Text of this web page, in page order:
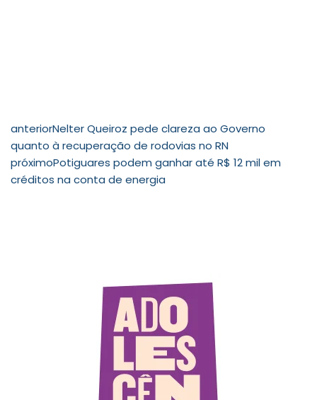
anteriorNelter Queiroz pede clareza ao Governo
quanto à recuperação de rodovias no RN
próximoPotiguares podem ganhar até R$ 12 mil em
créditos na conta de energia